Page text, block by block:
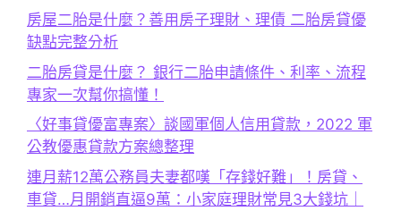
房屋二胎是什麼？善用房子理財、理債 二胎房貸優
缺點完整分析
二胎房貸是什麼？ 銀行二胎申請條件、利率、流程
專家一次幫你搞懂！
〈好事貸優富專案〉談國軍個人信用貸款，2022 軍
公教優惠貸款方案總整理
連月薪12萬公務員夫妻都嘆「存錢好難」！房貸、
車貸…月開銷直逼9萬：小家庭理財常見3大錢坑｜